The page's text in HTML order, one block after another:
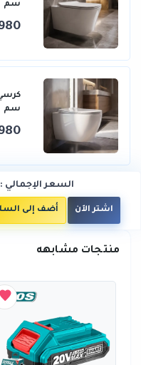
سم
سم
السعر الإجمالي :
اشتر الآن أضف إلى
منتجات مشابهه